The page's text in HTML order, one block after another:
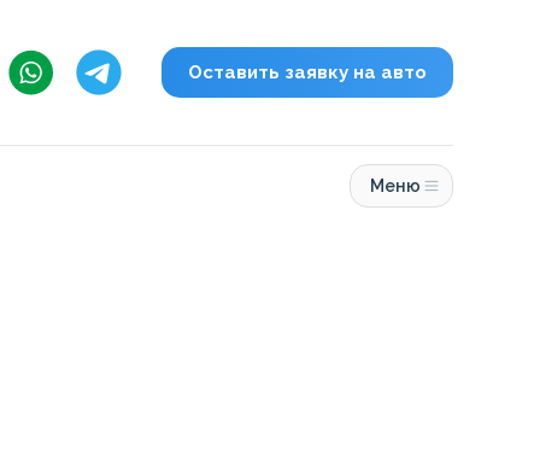
Оставить заявку на авто
Меню